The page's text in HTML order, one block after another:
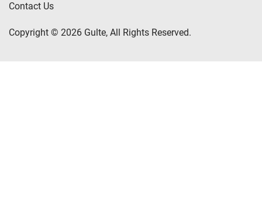
Contact Us
Copyright © 2026 Gulte, All Rights Reserved.